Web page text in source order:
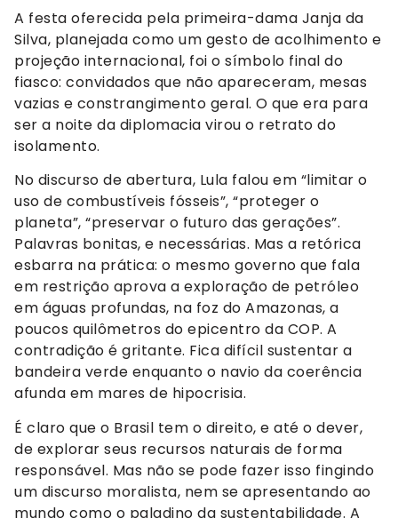
A festa oferecida pela primeira-dama Janja da
Silva, planejada como um gesto de acolhimento e
projeção internacional, foi o símbolo final do
fiasco: convidados que não apareceram, mesas
vazias e constrangimento geral. O que era para
ser a noite da diplomacia virou o retrato do
isolamento.
No discurso de abertura, Lula falou em “limitar o
uso de combustíveis fósseis”, “proteger o
planeta”, “preservar o futuro das gerações”.
Palavras bonitas, e necessárias. Mas a retórica
esbarra na prática: o mesmo governo que fala
em restrição aprova a exploração de petróleo
em águas profundas, na foz do Amazonas, a
poucos quilômetros do epicentro da COP. A
contradição é gritante. Fica difícil sustentar a
bandeira verde enquanto o navio da coerência
afunda em mares de hipocrisia.
É claro que o Brasil tem o direito, e até o dever,
de explorar seus recursos naturais de forma
responsável. Mas não se pode fazer isso fingindo
um discurso moralista, nem se apresentando ao
mundo como o paladino da sustentabilidade. A